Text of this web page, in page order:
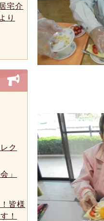
宅介
り
ク
」
皆様
！